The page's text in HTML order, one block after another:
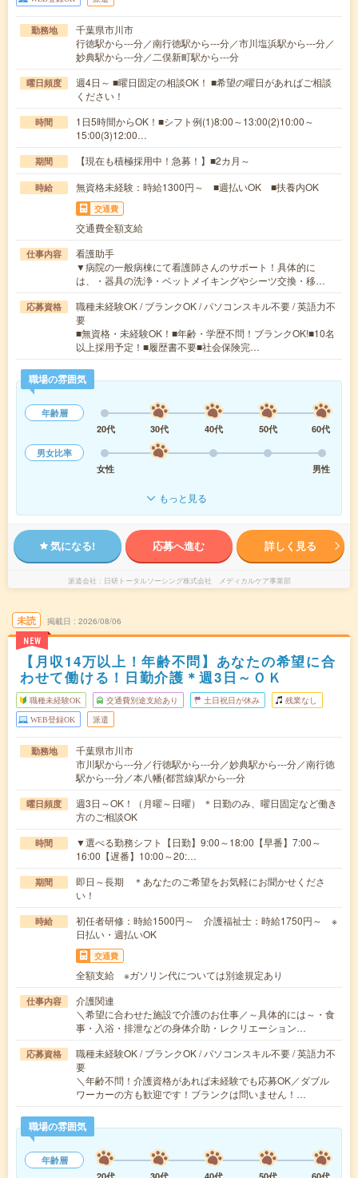
勤務地
千葉県市川市
行徳駅から---分／南行徳駅から---分／市川塩浜駅から---分／
妙典駅から---分／二俣新町駅から---分
曜日頻度
週4日～ ■曜日固定の相談OK！ ■希望の曜日があればご相談
ください！
時間
1日5時間からOK！■シフト例(1)8:00～13:00(2)10:00～
15:00(3)12:00…
期間 【現在も積極採用中！急募！】■2カ月～
時給 無資格未経験：時給1300円～ ■週払いOK ■扶養内OK
交通費
交通費全額支給
仕事内容
看護助手
▼病院の一般病棟にて看護師さんのサポート！具体的に
は、・器具の洗浄・ベットメイキングやシーツ交換・移…
応募資格
職種未経験OK / ブランクOK / パソコンスキル不要 / 英語力不
要
■無資格・未経験OK！■年齢・学歴不問！ブランクOK!■10名
以上採用予定！■履歴書不要■社会保険完…
職場の雰囲気
年齢層
20代
30代 40代 50代
60代
男女比率
女性
男性
もっと見る
気になる! 応募へ進む 詳しく見る
派遣会社 日研トータルソーシング株式会社 メディカルケア事業部
未読
NEW
掲載日 2026/08/06
【月収14万以上！年齢不問】あなたの希望に合
わせて働ける！日勤介護＊週3日～ＯＫ
職種未経験OK 交通費別途支給あり 土日祝日が休み 残業なし
WEB登録OK 派遣
勤務地
千葉県市川市
市川駅から---分／行徳駅から---分／妙典駅から---分／南行徳
駅から---分／本八幡(都営線)駅から---分
曜日頻度
週3日～OK！（月曜～日曜） ＊日勤のみ、曜日固定など働き
方のご相談OK
時間
▼選べる勤務シフト【日勤】9:00～18:00【早番】7:00～
16:00【遅番】10:00～20:…
期間
即日～長期 ＊あなたのご希望をお気軽にお聞かせくださ
い！
時給
初任者研修：時給1500円～ 介護福祉士：時給1750円～ ※
日払い・週払いOK
交通費
全額支給 ※ガソリン代については別途規定あり
仕事内容
介護関連
＼希望に合わせた施設で介護のお仕事／～具体的には～・食
事・入浴・排泄などの身体介助・レクリエーション…
応募資格
職種未経験OK / ブランクOK / パソコンスキル不要 / 英語力不
要
＼年齢不問！介護資格があれば未経験でも応募OK／ダブル
ワーカーの方も歓迎です！ブランクは問いません！…
職場の雰囲気
年齢層